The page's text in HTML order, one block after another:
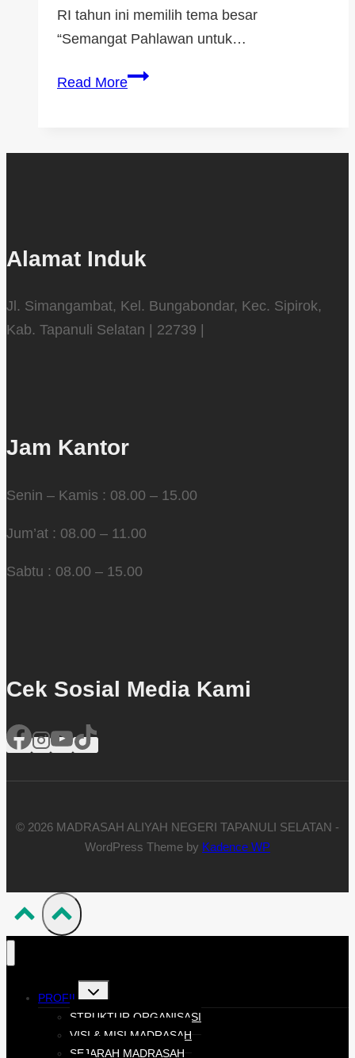
RI tahun ini memilih tema besar
“Semangat Pahlawan untuk…
Read More
Alamat Induk
Jl. Simangambat, Kel. Bungabondar, Kec. Sipirok,
Kab. Tapanuli Selatan | 22739 |
Jam Kantor
Senin – Kamis : 08.00 – 15.00
Jum’at : 08.00 – 11.00
Sabtu : 08.00 – 15.00
Cek Sosial Media Kami
© 2026 MADRASAH ALIYAH NEGERI TAPANULI SELATAN -
WordPress Theme by Kadence WP
PROFIL
STRUKTUR ORGANISASI
VISI & MISI MADRASAH
SEJARAH MADRASAH